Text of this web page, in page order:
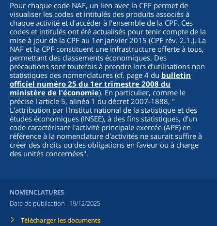
Pour chaque code NAF, un lien avec la CPF permet de
visualiser les codes et intitulés des produits associés à
chaque activité et d'accéder à l'ensemble de la CPF. Ces
codes et intitulés ont été actualisés pour tenir compte de la
mise à jour de la CPF au 1er janvier 2015 (CPF rév. 2.1.). La
NAF et la CPF constituent une infrastructure offerte à tous,
permettant des classements économiques. Des
précautions sont toutefois à prendre lors d'utilisations non
statistiques des nomenclatures (cf. page 4 du bulletin
officiel numéro 25 du 1er trimestre 2008 du
ministère de l'économie). En particulier, comme le
précise l'article 5, alinéa 1 du décret 2007-1888, "
L'attribution par l'Institut national de la statistique et des
études économiques (INSEE), à des fins statistiques, d'un
code caractérisant l'activité principale exercée (APE) en
référence à la nomenclature d'activités ne saurait suffire à
créer des droits ou des obligations en faveur ou à charge
des unités concernées".
NOMENCLATURES
Date de publication : 19/12/2025
Télécharger les documents